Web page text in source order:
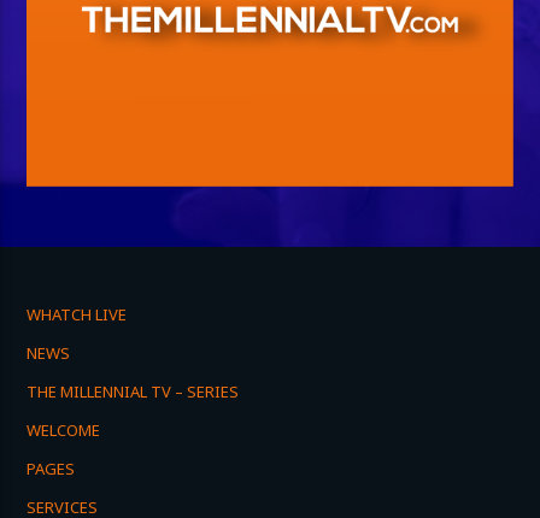
WHATCH LIVE
NEWS
THE MILLENNIAL TV – SERIES
WELCOME
PAGES
SERVICES